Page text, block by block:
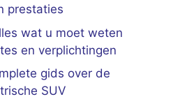
prestaties
wat u moet weten
en verplichtingen
gids over de
SUV